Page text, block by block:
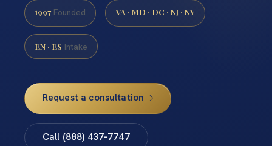
1997 Founded VA · MD · DC · NJ · NY
EN · ES Intake
Request a consultation
Call (888) 437-7747